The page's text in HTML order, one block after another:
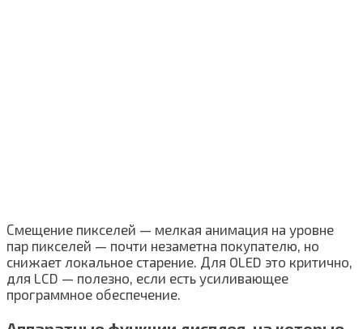
Смещение пикселей — мелкая анимация на уровне
пар пикселей — почти незаметна покупателю, но
снижает локальное старение. Для OLED это критично,
для LCD — полезно, если есть усиливающее
программное обеспечение.